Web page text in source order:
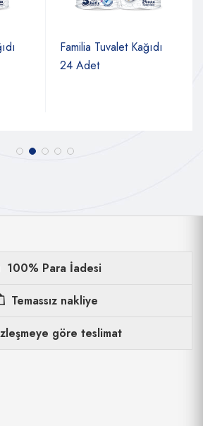
Familia Tuvalet Kağıdı
24 Adet
100% Para İadesi
Temassız nakliye
göre teslimat